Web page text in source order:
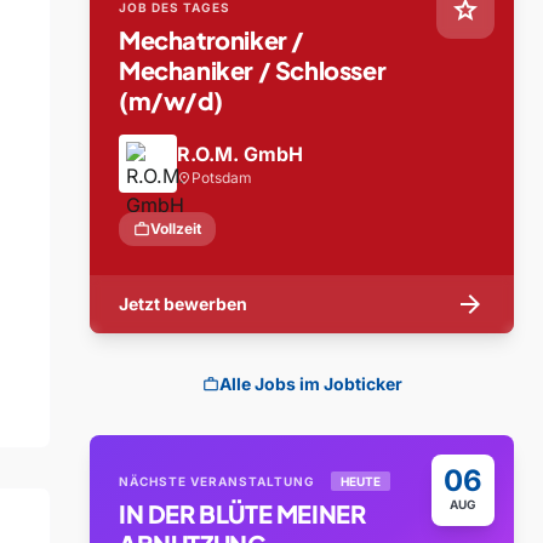
star
JOB DES TAGES
Mechatroniker /
Mechaniker / Schlosser
(m/w/d)
R.O.M. GmbH
location_on Potsdam
workVollzeit
Jetzt bewerben arrow_forward
workAlle Jobs im Jobticker
06
AUG
NÄCHSTE VERANSTALTUNG HEUTE
IN DER BLÜTE MEINER